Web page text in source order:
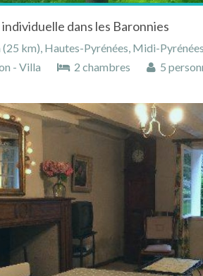
dans les Baronnies
(25 km), Hautes-Pyrénées, Midi-
- Villa
2 chambres 5